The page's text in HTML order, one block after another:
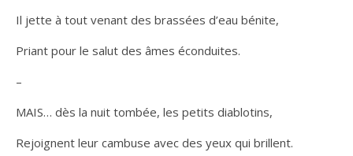
Il jette à tout venant des brassées d’eau bénite,
Priant pour le salut des âmes éconduites.
–
MAIS… dès la nuit tombée, les petits diablotins,
Rejoignent leur cambuse avec des yeux qui brillent.